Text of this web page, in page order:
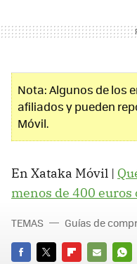
Nota: Algunos de los
afiliados y pueden
Móvil.
En Xataka Móvil |
menos de 400 euros
TEMAS Guías de